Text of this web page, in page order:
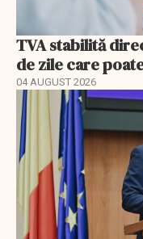
TVA stabilită
de zile care
04 AUGUST 2026